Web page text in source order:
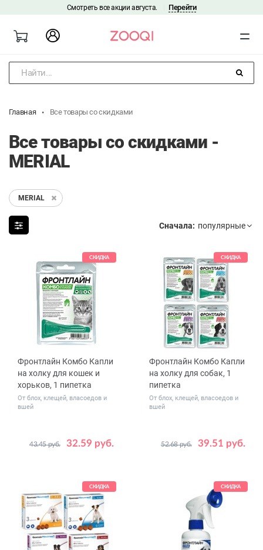
Смотреть все акции августа. Перейти
Найти...
Главная Все товары со скидками
Все товары со скидками -
MERIAL
MERIAL
Сначала:
СКИДКА
Фронтлайн Комбо Капли
на холку для кошек и
хорьков, 1 пипетка
От блох, клещей, власоедов и
вшей
32.59 руб.
43.45 руб.
СКИДКА
Фронтлайн Комбо Капли
на холку для собак, 1
пипетка
От блох, клещей, власоедов и
вшей
39.51 руб.
52.68 руб.
Вес
2 - 10
20 - 40
40 - 60
СКИДКА СКИДКА